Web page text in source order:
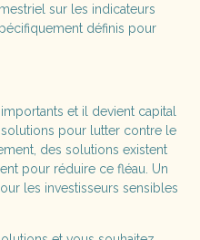
sur les indicateurs
définis pour
et il devient capital
pour lutter contre le
des solutions existent
pour réduire ce fléau. Un
les investisseurs sensibles